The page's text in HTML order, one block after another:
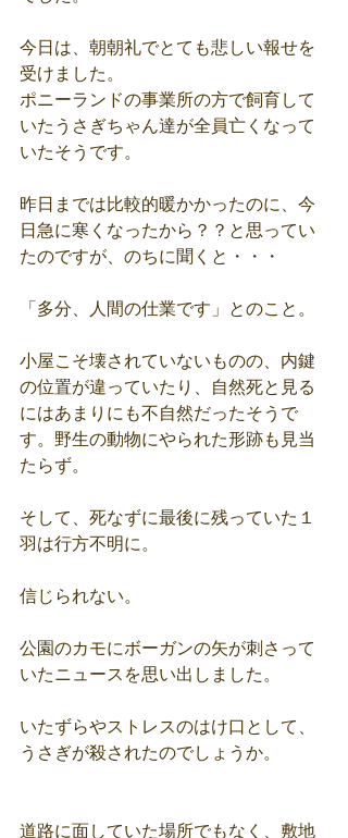
今日は、朝朝礼でとても悲しい報せを
受けました。
ポニーランドの事業所の方で飼育して
いたうさぎちゃん達が全員亡くなって
いたそうです。
昨日までは比較的暖かかったのに、今
日急に寒くなったから？？と思ってい
たのですが、のちに聞くと・・・
「多分、人間の仕業です」とのこと。
小屋こそ壊されていないものの、内鍵
の位置が違っていたり、自然死と見る
にはあまりにも不自然だったそうで
す。野生の動物にやられた形跡も見当
たらず。
そして、死なずに最後に残っていた１
羽は行方不明に。
信じられない。
公園のカモにボーガンの矢が刺さって
いたニュースを思い出しました。
いたずらやストレスのはけ口として、
うさぎが殺されたのでしょうか。
道路に面していた場所でもなく、敷地